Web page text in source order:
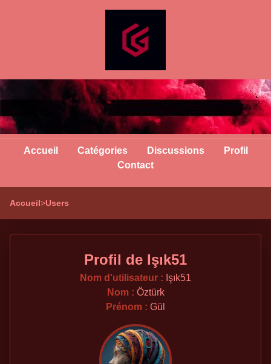
Accueil Catégories Discussions
Profil
Contact
Accueil>Users
Profil de Işık51
Nom d'utilisateur : Işık51
Nom : Öztürk
Prénom : Gül